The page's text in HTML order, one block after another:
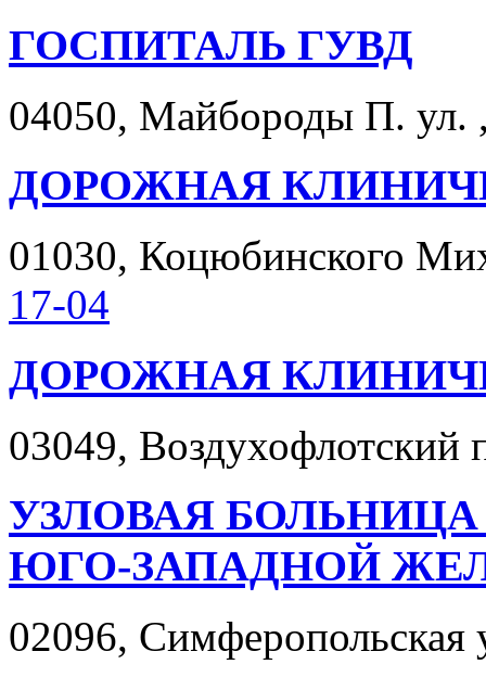
ГОСПИТАЛЬ ГУВД
04050, Майбороды П. ул.
ДОРОЖНАЯ
01030, Коцюбинского
17-04
ДОРОЖНАЯ
03049, Воздухофлотский
УЗЛОВАЯ
ЮГО-ЗАПАДНОЙ
02096, Симферопольская